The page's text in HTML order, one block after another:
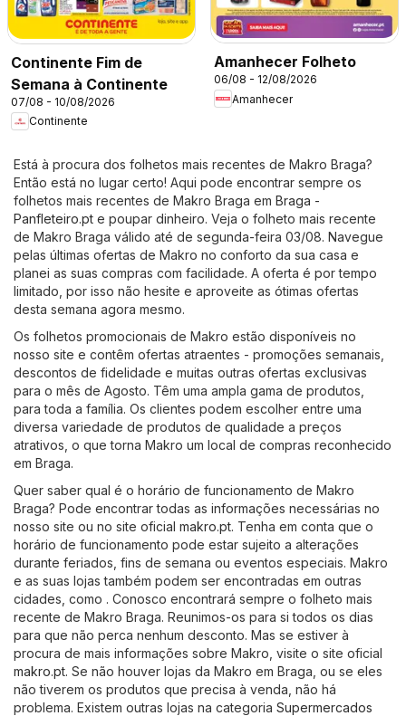
Continente Fim de
Semana à Continente
07/08 - 10/08/2026
Continente
Amanhecer Folheto
06/08 - 12/08/2026
Amanhecer
Está à procura dos folhetos mais recentes de Makro Braga?
Então está no lugar certo! Aqui pode encontrar sempre os
folhetos mais recentes de Makro Braga em Braga -
Panfleteiro.pt e poupar dinheiro. Veja o folheto mais recente
de Makro Braga válido até de segunda-feira 03/08. Navegue
pelas últimas ofertas de Makro no conforto da sua casa e
planei as suas compras com facilidade. A oferta é por tempo
limitado, por isso não hesite e aproveite as ótimas ofertas
desta semana agora mesmo.
Os folhetos promocionais de Makro estão disponíveis no
nosso site e contêm ofertas atraentes - promoções semanais,
descontos de fidelidade e muitas outras ofertas exclusivas
para o mês de Agosto. Têm uma ampla gama de produtos,
para toda a família. Os clientes podem escolher entre uma
diversa variedade de produtos de qualidade a preços
atrativos, o que torna Makro um local de compras reconhecido
em Braga.
Quer saber qual é o horário de funcionamento de Makro
Braga? Pode encontrar todas as informações necessárias no
nosso site ou no site oficial makro.pt. Tenha em conta que o
horário de funcionamento pode estar sujeito a alterações
durante feriados, fins de semana ou eventos especiais. Makro
e as suas lojas também podem ser encontradas em outras
cidades, como . Conosco encontrará sempre o folheto mais
recente de Makro Braga. Reunimos-os para si todos os dias
para que não perca nenhum desconto. Mas se estiver à
procura de mais informações sobre Makro, visite o site oficial
makro.pt. Se não houver lojas da Makro em Braga, ou se eles
não tiverem os produtos que precisa à venda, não há
problema. Existem outras lojas na categoria Supermercados